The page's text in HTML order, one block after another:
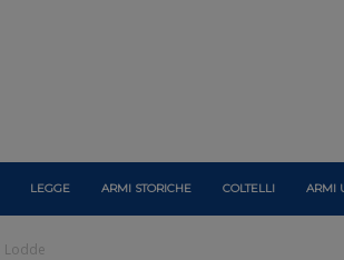
LEGGE ARMI STORICHE COLTELLI ARMI
Lodde